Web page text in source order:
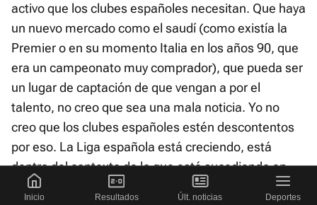
activo que los clubes españoles necesitan. Que haya
un nuevo mercado como el saudí (como existía la
Premier o en su momento Italia en los años 90, que
era un campeonato muy comprador), que pueda ser
un lugar de captación de que vengan a por el
talento, no creo que sea una mala noticia. Yo no
creo que los clubes españoles estén descontentos
por eso. La Liga española está creciendo, está
dentro del contexto de lo que está sucediendo en
Europa, lógicamente, pero la gestión es muy buena,
Inicio Resultados Últ. noticias Deportes